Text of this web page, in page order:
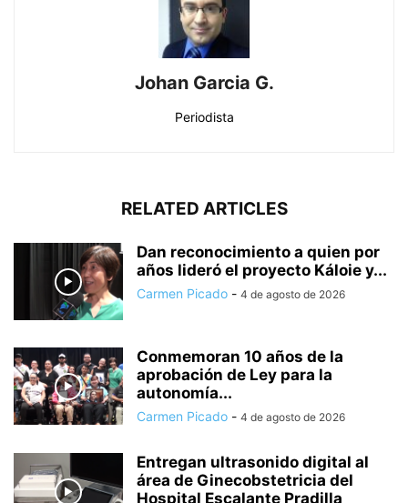
Johan Garcia G.
Periodista
RELATED ARTICLES
Dan reconocimiento a quien por
años lideró el proyecto Káloie y...
Carmen Picado - 4 de agosto de 2026
Conmemoran 10 años de la
aprobación de Ley para la
autonomía...
Carmen Picado - 4 de agosto de 2026
Entregan ultrasonido digital al
área de Ginecobstetricia del
Hospital Escalante Pradilla